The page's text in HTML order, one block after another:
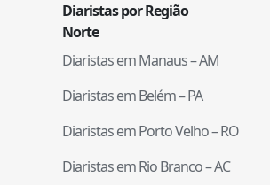
Diaristas por Região
Norte
Diaristas emManaus–AM
Diaristas emBelém–PA
Diaristas emPorto Velho–RO
Diaristas emRio Branco–AC